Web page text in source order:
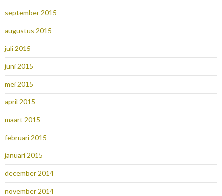
september 2015
augustus 2015
juli 2015
juni 2015
mei 2015
april 2015
maart 2015
februari 2015
januari 2015
december 2014
november 2014